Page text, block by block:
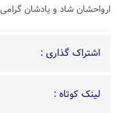
ارواحشان شاد و یادشان گرامی
اشتراک گذاری :
لینک کوتاه :